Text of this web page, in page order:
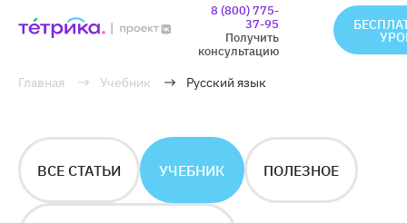
8 (800) 775-
37-95
Получить
консультацию
Главная Учебник Русский язык
ВСЕ СТАТЬИ УЧЕБНИК ПОЛЕЗНОЕ